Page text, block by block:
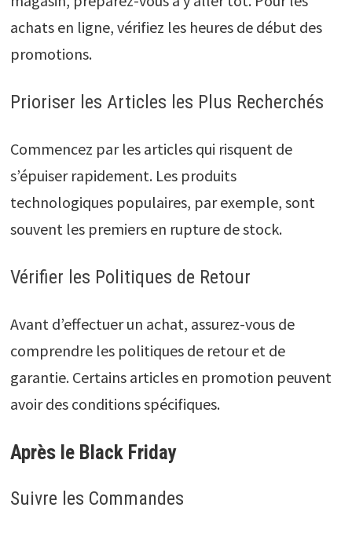
achats en ligne, vérifiez les heures de début des
promotions.
Prioriser les Articles les Plus Recherchés
Commencez par les articles qui risquent de
s’épuiser rapidement. Les produits
technologiques populaires, par exemple, sont
souvent les premiers en rupture de stock.
Vérifier les Politiques de Retour
Avant d’effectuer un achat, assurez-vous de
comprendre les politiques de retour et de
garantie. Certains articles en promotion peuvent
avoir des conditions spécifiques.
Après le Black Friday
Suivre les Commandes